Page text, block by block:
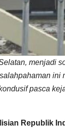
menjadi
pasca
Republik